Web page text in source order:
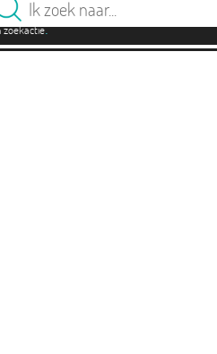
zoekactie.